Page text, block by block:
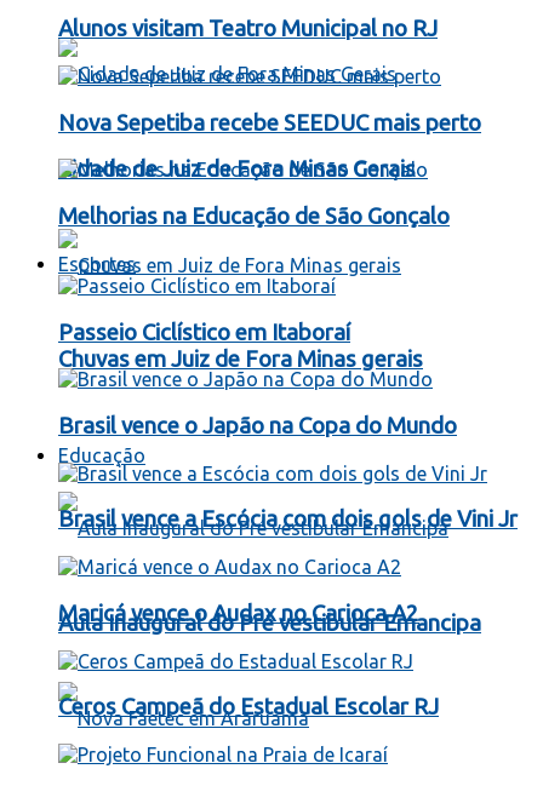
Cidade de Juiz de Fora Minas Gerais
Chuvas em Juiz de Fora Minas gerais
Educação
Aula Inaugural do Pré vestibular Emancipa
Alunos visitam Teatro Municipal no RJ
Nova Sepetiba recebe SEEDUC mais perto
Melhorias na Educação de São Gonçalo
Esportes
Passeio Ciclístico em Itaboraí
Brasil vence o Japão na Copa do Mundo
Brasil vence a Escócia com dois gols de Vini Jr
Maricá vence o Audax no Carioca A2
Ceros Campeã do Estadual Escolar RJ